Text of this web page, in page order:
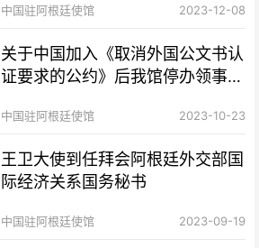
中国驻阿根廷使馆 2023-12-08
关于中国加入《取消外国公文书认
证要求的公约》后我馆停办领事认
中国驻阿根廷使馆 2023-10-23
王卫大使到任拜会阿根廷外交部国
际经济关系国务秘书
中国驻阿根廷使馆 2023-09-19